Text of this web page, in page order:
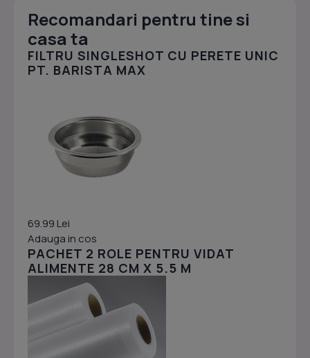
Recomandari pentru tine si
casa ta
FILTRU SINGLESHOT CU PERETE UNIC
PT. BARISTA MAX
69.99 Lei
Adauga in cos
PACHET 2 ROLE PENTRU VIDAT
ALIMENTE 28 CM X 5.5 M